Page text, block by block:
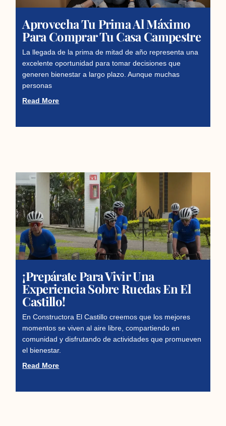
Aprovecha Tu Prima Al Máximo
Para Comprar Tu Casa Campestre
La llegada de la prima de mitad de año representa una
excelente oportunidad para tomar decisiones que
generen bienestar a largo plazo. Aunque muchas
personas
Read More
¡Prepárate Para Vivir Una
Experiencia Sobre Ruedas En El
Castillo!
En Constructora El Castillo creemos que los mejores
momentos se viven al aire libre, compartiendo en
comunidad y disfrutando de actividades que promueven
el bienestar.
Read More